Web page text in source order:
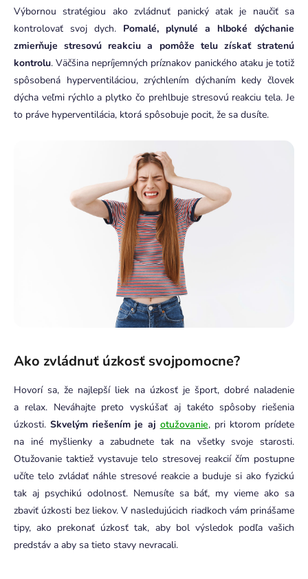
Výbornou stratégiou ako zvládnuť panický atak je naučiť sa
kontrolovať svoj dych. Pomalé, plynulé a hlboké dýchanie
zmierňuje stresovú reakciu a pomôže telu získať stratenú
kontrolu. Väčšina nepríjemných príznakov panického ataku je totiž
spôsobená hyperventiláciou, zrýchlením dýchaním kedy človek
dýcha veľmi rýchlo a plytko čo prehlbuje stresovú reakciu tela. Je
to práve hyperventilácia, ktorá spôsobuje pocit, že sa dusíte.
Ako zvládnuť úzkosť svojpomocne?
Hovorí sa, že najlepší liek na úzkosť je šport, dobré naladenie
a relax. Neváhajte preto vyskúšať aj takéto spôsoby riešenia
úzkosti.Skvelým riešením je aj otužovanie, pri ktorom prídete
na iné myšlienky a zabudnete tak na všetky svoje starosti.
Otužovanie taktiež vystavuje telo stresovej reakcií čím postupne
učíte telo zvládať náhle stresové reakcie a buduje si ako fyzickú
tak aj psychikú odolnosť. Nemusíte sa báť, my vieme ako sa
zbaviť úzkosti bez liekov. V nasledujúcich riadkoch vám prinášame
tipy, ako prekonať úzkosť tak, aby bol výsledok podľa vašich
predstáv a aby sa tieto stavy nevracali.